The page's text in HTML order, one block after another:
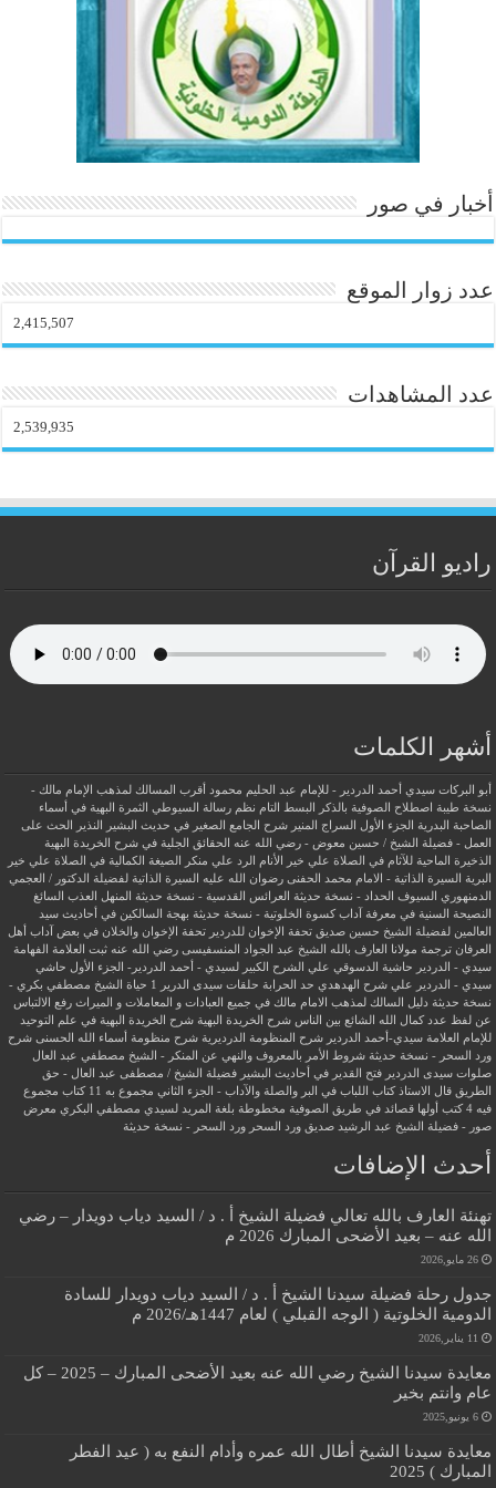
m
أخبار في صور
عدد زوار الموقع
2,415,507
عدد المشاهدات
2,539,935
راديو القرآن
أشهر الكلمات
أبو البركات سيدي أحمد الدردير - للإمام عبد الحليم محمود
أقرب المسالك لمذهب الإمام مالك -
نسخة طيبة اصطلاح الصوفية بالذكر البسط التام نظم رسالة السيوطي
الثمرة البهية في أسماء
الصاحبة البدرية
الجزء الأول السراج المنير شرح الجامع الصغير في حديث البشير النذير
الحث على
العمل - فضيلة الشيخ / حسين معوض - رضي الله عنه
الحقائق الجلية في شرح الخريدة البهية
الذخيرة الماحية للآثام في الصلاة علي خير الأنام
الرد علي منكر الصيغة الكمالية في الصلاة علي خير
البرية
السيرة الذاتية - الامام محمد الحفنى رضوان الله عليه
السيرة الذاتية لفضيلة الدكتور / العجمي
الدمنهوري
السيوف الحداد - نسخة حديثة العرائس القدسية - نسخة حديثة
المنهل العذب السائغ
النصيحة السنية في معرفة آداب كسوة الخلوتية - نسخة حديثة بهجة السالكين في أحاديث سيد
العالمين لفضيلة الشيخ حسين صديق
تحفة الإخوان للدردير تحفة الإخوان والخلان في بعض آداب أهل
العرفان ترجمة مولانا العارف بالله الشيخ عبد الجواد المنسفيسى رضي الله عنه ثبت العلامة الفهامة
سيدي - الدردير
حاشية الدسوقي علي الشرح الكبير لسيدي - أحمد الدردير- الجزء الأول حاشي
سيدي - الدردير علي شرح الهدهدي حد الحرابة حلقات سيدى الدرير 1
حياة الشيخ مصطفي بكري -
نسخة حديثة دليل السالك لمذهب الامام مالك في جميع العبادات و المعاملات و الميراث رفع الالتباس
عن لفظ عدد كمال الله الشائع بين الناس شرح الخريدة البهية شرح الخريدة البهية في علم التوحيد
للإمام العلامة سيدي-أحمد الدردير شرح المنظومة الدرديرية شرح منظومة أسماء الله الحسنى شرح
ورد السحر - نسخة حديثة شروط الأمر بالمعروف والنهي عن المنكر - الشيخ مصطفي عبد العال
صلوات سيدى الدردير فتح القدير في أحاديث البشير فضيلة الشيخ / مصطفى عبد العال - حق
الطريق
قال الاستاذ كتاب اللباب في البر والصلة والآداب - الجزء الثاني مجموع به 11 كتاب
مجموع
فيه 4 كتب أولها قصائد في طريق الصوفية
مخطوطة بلغة المريد لسيدي مصطفي البكري معرض
صور - فضيلة الشيخ عبد الرشيد صديق
ورد السحر ورد السحر - نسخة حديثة
أحدث الإضافات
تهنئة العارف بالله تعالي فضيلة الشيخ أ . د / السيد دياب دويدار – رضي
الله عنه – بعيد الأضحى المبارك 2026 م
26 مايو,2026
جدول رحلة فضيلة سيدنا الشيخ أ . د / السيد دياب دويدار للسادة
الدومية الخلوتية ( الوجه القبلي ) لعام 1447هـ/2026 م
11 يناير,2026
معايدة سيدنا الشيخ رضي الله عنه بعيد الأضحى المبارك – 2025 – كل
عام وانتم بخير
6 يونيو,2025
معايدة سيدنا الشيخ أطال الله عمره وأدام النفع به ( عيد الفطر
المبارك ) 2025